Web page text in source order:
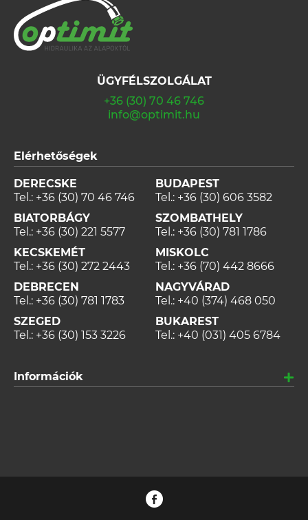
ÜGYFÉLSZOLGÁLAT
+36 (30) 70 46 746
info@optimit.hu
Elérhetőségek
DERECSKE
Tel.: +36 (30) 70 46 746
BIATORBÁGY
Tel.: +36 (30) 221 5577
KECSKEMÉT
Tel.: +36 (30) 272 2443
DEBRECEN
Tel.: +36 (30) 781 1783
SZEGED
Tel.: +36 (30) 153 3226
BUDAPEST
Tel.: +36 (30) 606 3582
SZOMBATHELY
Tel.: +36 (30) 781 1786
MISKOLC
Tel.: +36 (70) 442 8666
NAGYVÁRAD
Tel.: +40 (374) 468 050
BUKAREST
Tel.: +40 (031) 405 6784
Információk